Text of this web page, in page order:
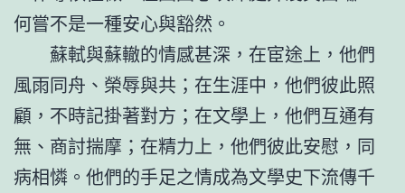
何嘗不是一種安心與豁然。
蘇軾與蘇轍的情感甚深，在宦途上，他們
風雨同舟、榮辱與共；在生涯中，他們彼此照
顧，不時記掛著對方；在文學上，他們互通有
無、商討揣摩；在精力上，他們彼此安慰，同
病相憐。他們的手足之情成為文學史下流傳千